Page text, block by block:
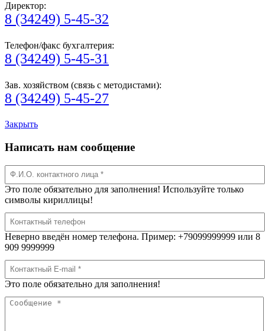
Директор:
8 (34249) 5-45-32
Телефон/факс бухгалтерия:
8 (34249) 5-45-31
Зав. хозяйством (связь с методистами):
8 (34249) 5-45-27
Закрыть
Написать нам сообщение
Это поле обязательно для заполнения! Используйте только
символы кириллицы!
Неверно введён номер телефона. Пример: +79099999999 или 8
909 9999999
Это поле обязательно для заполнения!